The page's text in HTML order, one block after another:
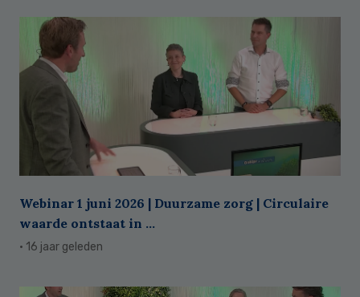
Webinar 1 juni 2026 | Duurzame zorg | Circulaire
waarde ontstaat in ...
· 16 jaar geleden